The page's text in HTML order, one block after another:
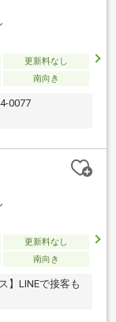
更新料なし
南向き
0077
更新料なし
南向き
】LINEで接客も